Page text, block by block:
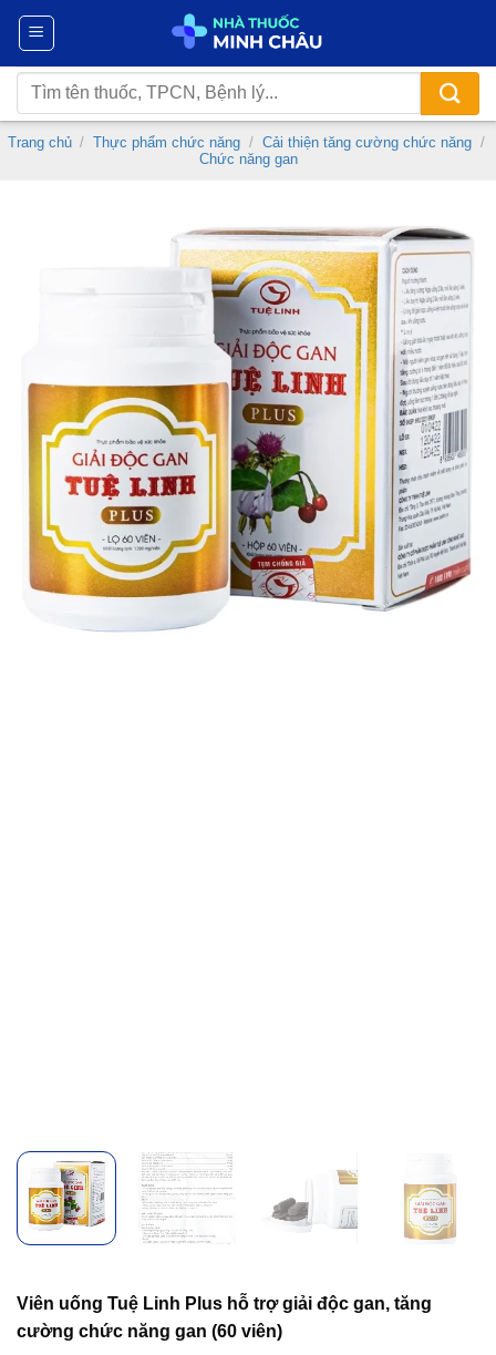
Chuyển
nội
dung
Tìm
kiếm:
Trang chủ / Thực phẩm chức năng / Cải thiện tăng cường chức năng /
Chức năng gan
Viên uống Tuệ Linh Plus hỗ trợ giải độc gan, tăng
cường chức năng gan (60 viên)